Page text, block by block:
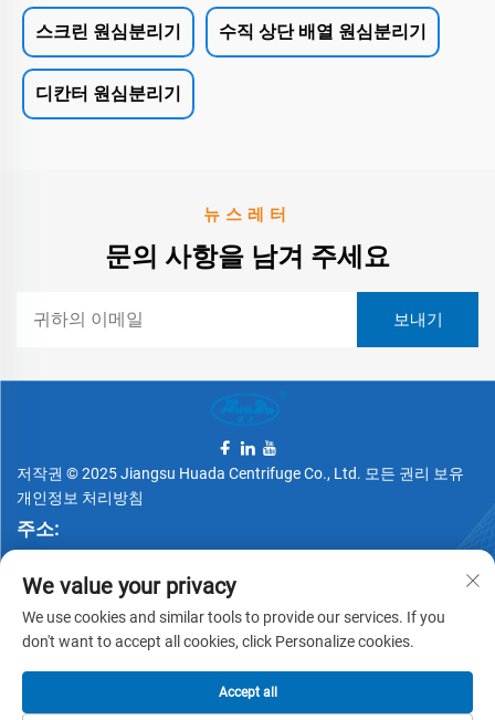
스크린 원심분리기 수직 상단 배열 원심분리기
디칸터 원심분리기
뉴스레터
문의 사항을 남겨 주세요
저작권 © 2025 Jiangsu Huada Centrifuge Co., Ltd. 모든 권리 보유
개인정보 처리방침
주소:
전화번호:
+86 15162337620
이메일:
[email protected]
We value your privacy
We use cookies and similar tools to provide our services. If you
don't want to accept all cookies, click Personalize cookies.
Accept all